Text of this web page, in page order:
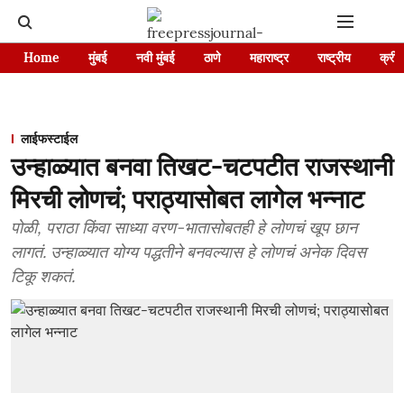
Home मुंबई नवी मुंबई ठाणे महाराष्ट्र राष्ट्रीय
लाईफस्टाईल
उन्हाळ्यात बनवा तिखट-चटपटीत राजस्थानी
मिरची लोणचं; पराठ्यासोबत लागेल भन्नाट
पोळी, पराठा किंवा साध्या वरण-भातासोबतही हे लोणचं खूप छान
लागतं. उन्हाळ्यात योग्य पद्धतीने बनवल्यास हे लोणचं अनेक दिवस
टिकू शकतं.